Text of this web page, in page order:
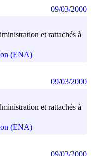
et rattachés à
(ENA)
09/03/2000
et rattachés à
(ENA)
09/03/2000
09/03/2000